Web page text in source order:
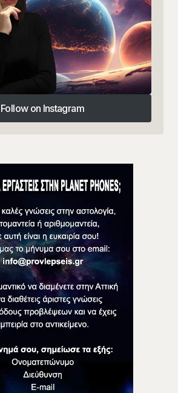
Follow on Instagram
Follow on Instagram